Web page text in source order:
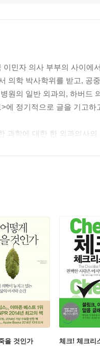
민자 의사 부부의 사이
의학 박사학위를 받고, 공
원의 일반 외과의, 하버드
에 정기적으로 글을 기고하
과학에 대한 한 외과의사
년 KBS 〈TV, 책을 말하
영국 <프로스펙트
을 것인가 체크! 체크리